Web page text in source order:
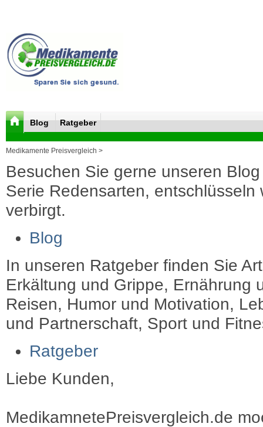
Blog Ratgeber
Medikamente Preisvergleich >
Besuchen Sie gerne unseren
Serie Redensarten, entschlüsseln
verbirgt.
Blog
In unseren Ratgeber finden Sie
Erkältung und Grippe, Ernährung
Reisen, Humor und Motivation,
und Partnerschaft, Sport und
Ratgeber
Liebe Kunden,
MedikamnetePreisvergleich.de